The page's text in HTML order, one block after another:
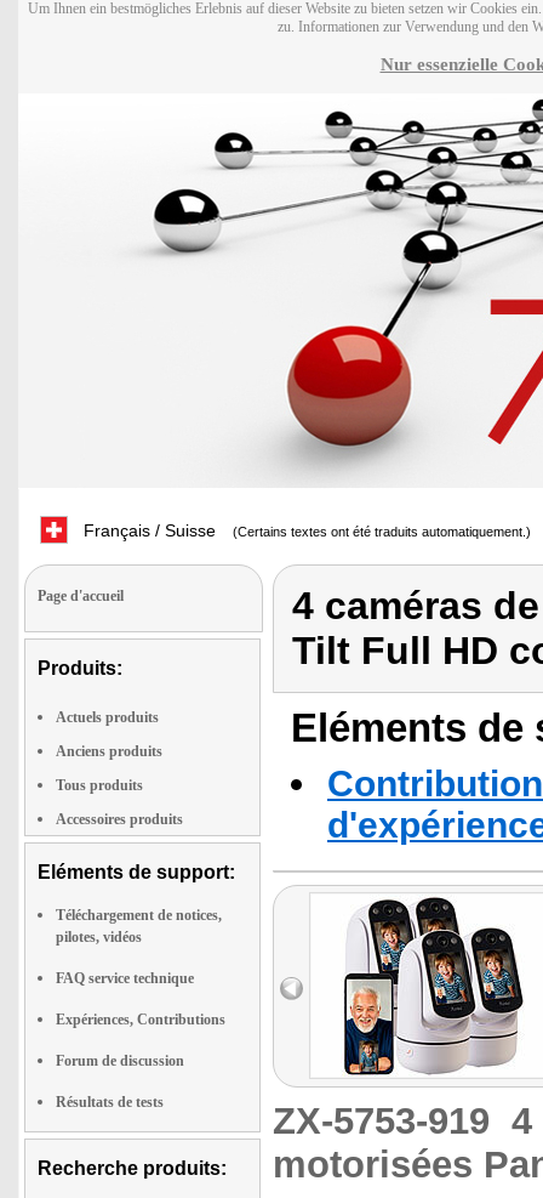
Um Ihnen ein bestmögliches Erlebnis auf dieser Website zu bieten setzen wir Cookies
zu. Informationen zur Verwendung und den
Nur essenzielle
Français / Suisse (Certains textes ont été traduits automatiquement.)
Page d'accueil
Produits:
Actuels produits
Anciens produits
Tous produits
Accessoires produits
Eléments de support:
Téléchargement de notices,
pilotes, vidéos
FAQ service technique
Expériences, Contributions
Forum de discussion
Résultats de tests
Recherche produits:
4 caméras
Tilt Full HD
Eléments
ZX-5753-919 4
motorisées